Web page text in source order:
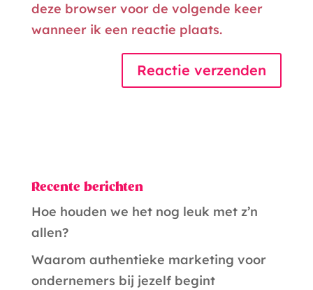
deze browser voor de volgende keer
wanneer ik een reactie plaats.
r
n
a
t
i
Recente berichten
Hoe houden we het nog leuk met z’n
allen?
Waarom authentieke marketing voor
ondernemers bij jezelf begint